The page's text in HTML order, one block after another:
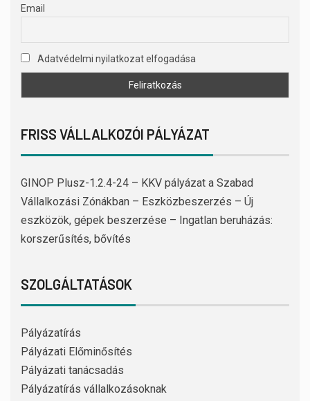
Email
Adatvédelmi nyilatkozat elfogadása
FRISS VÁLLALKOZÓI PÁLYÁZAT
GINOP Plusz-1.2.4-24 – KKV pályázat a Szabad
Vállalkozási Zónákban – Eszközbeszerzés – Új
eszközök, gépek beszerzése – Ingatlan beruházás:
korszerűsítés, bővítés
SZOLGÁLTATÁSOK
Pályázatírás
Pályázati Előminősítés
Pályázati tanácsadás
Pályázatírás vállalkozásoknak